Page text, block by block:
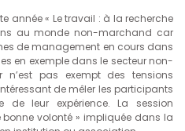
année « Le travail : à la recherche
au monde non-marchand car
de management en cours dans
en exemple dans le secteur non-
n’est pas exempt des tensions
de mêler les participants
de leur expérience. La session
bonne volonté » impliquée dans la